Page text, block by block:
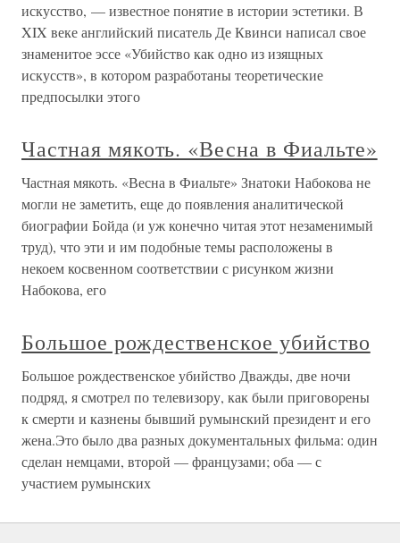
искусство, — известное понятие в истории эстетики. В
XIX веке английский писатель Де Квинси написал свое
знаменитое эссе «Убийство как одно из изящных
искусств», в котором разработаны теоретические
предпосылки этого
Частная мякоть. «Весна в Фиальте»
Частная мякоть. «Весна в Фиальте» Знатоки Набокова не
могли не заметить, еще до появления аналитической
биографии Бойда (и уж конечно читая этот незаменимый
труд), что эти и им подобные темы расположены в
некоем косвенном соответствии с рисунком жизни
Набокова, его
Большое рождественское убийство
Большое рождественское убийство Дважды, две ночи
подряд, я смотрел по телевизору, как были приговорены
к смерти и казнены бывший румынский президент и его
жена.Это было два разных документальных фильма: один
сделан немцами, второй — французами; оба — с
участием румынских